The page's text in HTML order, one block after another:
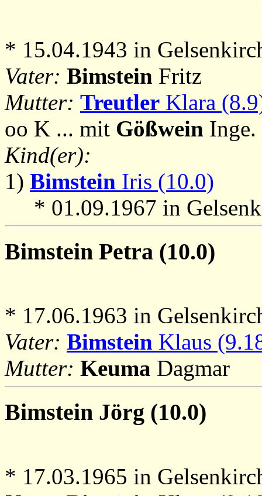
* 15.04.1943 in
Vater: Bimstein Fritz
Mutter: Treutler Klara
oo K ... mit Gößwein Inge.
Kind(er):
1) Bimstein Iris (10.0)
* 01.09.1967 in
Bimstein Petra (10.0)
* 17.06.1963 in
Vater: Bimstein Klaus
Mutter: Keuma Dagmar
Bimstein Jörg (10.0)
* 17.03.1965 in